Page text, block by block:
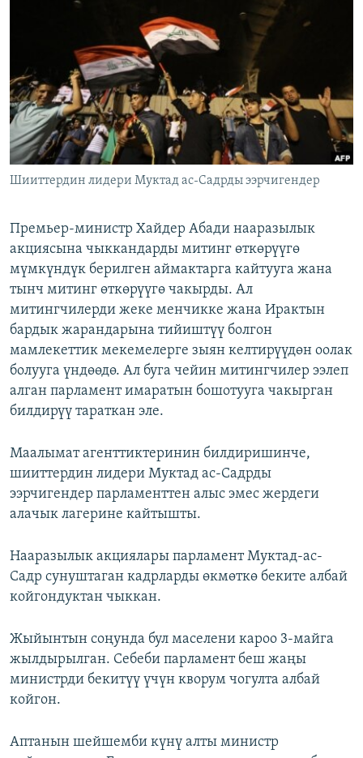
ЫҢГАЙСЫЗ СУРООЛОР
ЭЕ/АРнун бардык сайттары
Шииттердин лидери Муктад ас-Садрды ээрчигендер
Премьер-министр Хайдер Абади нааразылык
акциясына чыккандарды митинг өткөрүүгө
мүмкүндүк берилген аймактарга кайтууга жана
тынч митинг өткөрүүгө чакырды. Ал
митингчилерди жеке менчикке жана Ирактын
бардык жарандарына тийиштүү болгон
мамлекеттик мекемелерге зыян келтирүүдөн оолак
болууга үндөөдө. Ал буга чейин митингчилер ээлеп
алган парламент имаратын бошотууга чакырган
билдирүү тараткан эле.
Маалымат агенттиктеринин билдиришинче,
шииттердин лидери Муктад ас-Садрды
ээрчигендер парламенттен алыс эмес жердеги
алачык лагерине кайтышты.
Нааразылык акциялары парламент Муктад-ас-
Садр сунуштаган кадрларды өкмөткө беките албай
койгондуктан чыккан.
Жыйынтын соңунда бул маселени кароо 3-майга
жылдырылган. Себеби парламент беш жаңы
министрди бекитүү үчүн кворум чогулта албай
койгон.
Аптанын шейшемби күнү алты министр